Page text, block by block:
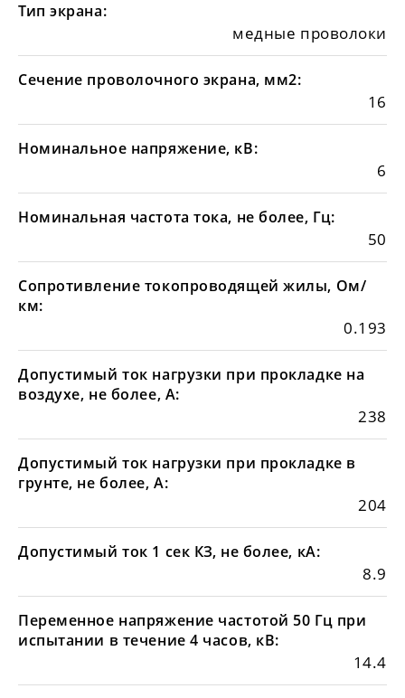
Тип экрана:
медные проволоки
Сечение проволочного экрана, мм2:
16
Номинальное напряжение, кВ:
6
Номинальная частота тока, не более, Гц:
50
Сопротивление токопроводящей жилы, Ом/
км:
0.193
Допустимый ток нагрузки при прокладке на
воздухе, не более, А:
238
Допустимый ток нагрузки при прокладке в
грунте, не более, А:
204
Допустимый ток 1 сек КЗ, не более, кА:
8.9
Переменное напряжение частотой 50 Гц при
испытании в течение 4 часов, кВ:
14.4